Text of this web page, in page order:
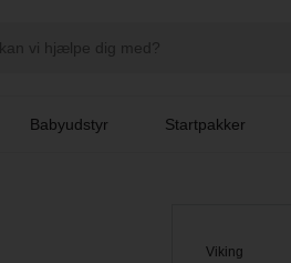
Babyudstyr Startpakker
Viking